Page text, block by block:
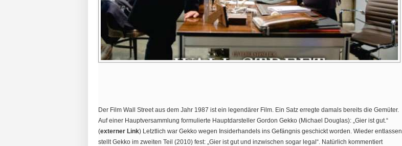
Der Film Wall Street aus dem Jahr 1987 ist ein legendärer Film. Ein Satz erregte damals bereits die Gemüter.
Auf einer Hauptversammlung formulierte Hauptdarsteller Gordon Gekko (Michael Douglas): „Gier ist gut.“
(externer Link) Letztlich war Gekko wegen Insiderhandels ins Gefängnis geschickt worden. Wieder entlassen
stellt Gekko im zweiten Teil (2010) fest: „Gier ist gut und inzwischen sogar legal“. Natürlich kommentiert